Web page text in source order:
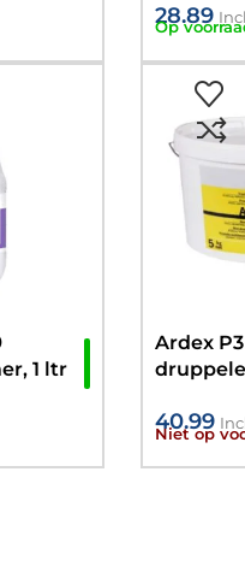
28.89
Op
1 ltr
Ardex
40.99
Niet op